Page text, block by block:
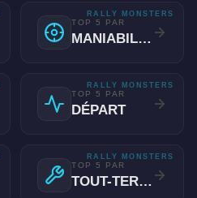
TOP 5 PAR
MANIABILITÉ
RALLY MONSTERS
TOP 5 PAR
DÉPART
RALLY MONSTERS
TOP 5 PAR
TOUT-TERRAIN
RALLY MONSTERS